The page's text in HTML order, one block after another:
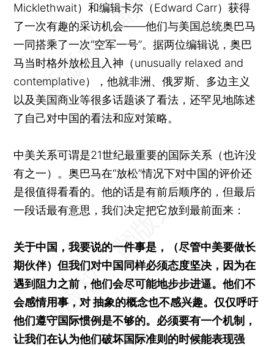
Micklethwait）和编辑卡尔（Edward Carr）获得
了一次有趣的采访机会——他们与美国总统奥巴马
一同搭乘了一次“空军一号”。据两位编辑说，奥巴
马当时格外放松且入神（unusually relaxed and
contemplative），他就非洲、俄罗斯、多边主义
以及美国商业等很多话题谈了看法，还罕见地陈述
了自己对中国的看法和应对策略。
中美关系可谓是21世纪最重要的国际关系（也许没
有之一）。奥巴马在“放松”情况下对中国的评价还
是很值得看看的。他的话是有前后顺序的，但最后
一段话最有意思，我们决定把它放到最前面来：
关于中国，我要说的一件事是，（尽管中美要做长
期伙伴）但我们对中国同样必须态度坚决，因为在
遇到阻力之前，他们会尽可能地步步进逼。他们不
会感情用事，对 抽象的概念也不感兴趣。仅仅呼吁
他们遵守国际惯例是不够的。必须要有一个机制，
让我们在认为他们破坏国际准则的时候能表现强